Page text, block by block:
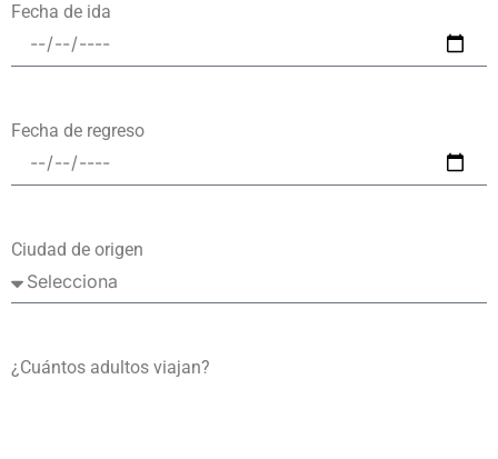
Fecha de ida
Fecha de regreso
Ciudad de origen
¿Cuántos adultos viajan?